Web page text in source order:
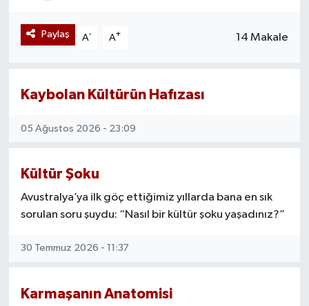
Paylaş A- A+ 14 Makale
Kaybolan Kültürün Hafızası
05 Ağustos 2026 - 23:09
Kültür Şoku
Avustralya’ya ilk göç ettiğimiz yıllarda bana en sık
sorulan soru şuydu: “Nasıl bir kültür şoku yaşadınız?”
30 Temmuz 2026 - 11:37
Karmaşanın Anatomisi
Mevzuat